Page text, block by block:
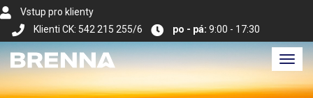
Vstup pro klienty
Klienti CK: 542 215 255/6
po - pá: 9:00 - 17:30